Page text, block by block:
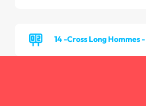
14 -Cross Long Hommes